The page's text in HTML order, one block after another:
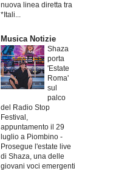
nuova linea diretta tra
*Itali...
Musica Notizie
Shaza
porta
'Estate
Roma'
sul
palco
del Radio Stop
Festival,
appuntamento il 29
luglio a Piombino -
Prosegue l'estate live
di Shaza, una delle
giovani voci emergenti